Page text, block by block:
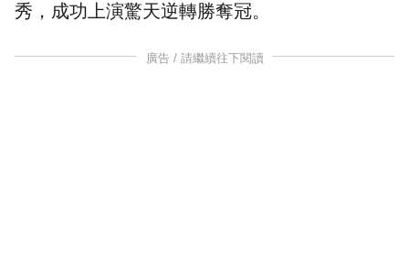
秀，成功上演驚天逆轉勝奪冠。
廣告 / 請繼續往下閱讀